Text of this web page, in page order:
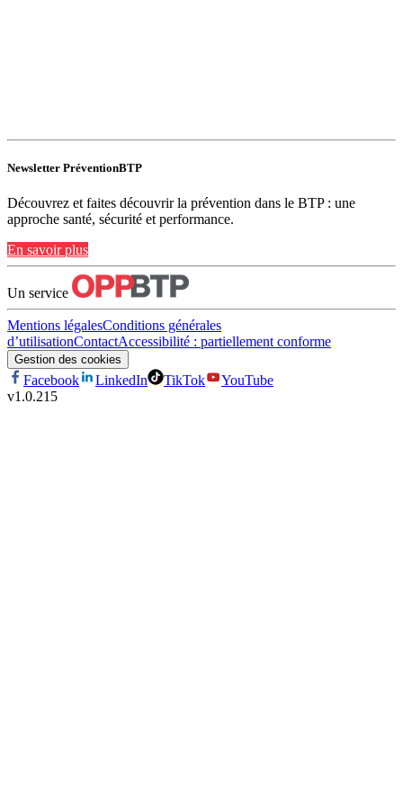
Newsletter PréventionBTP
Découvrez et faites découvrir la prévention dans le BTP : une
approche santé, sécurité et performance.
En savoir plus
Un service
Mentions légalesConditions générales
d’utilisationContactAccessibilité : partiellement conforme
Gestion des cookies
Facebook LinkedIn TikTok
YouTube
v1.0.215